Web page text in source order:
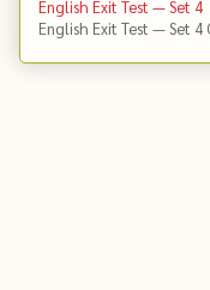
English Exit Test — Set 4
English Exit Test — Set 4